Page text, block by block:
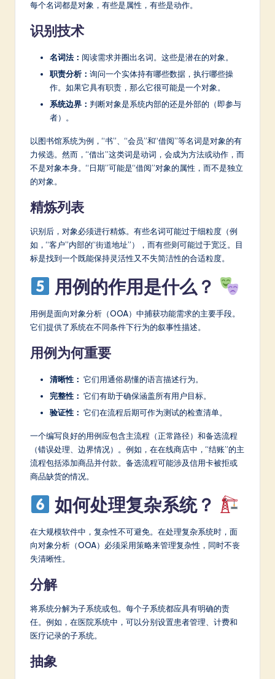
每个名词都是对象，有些是属性，有些是动作。
识别技术
名词法： 阅读需求并圈出名词。这些是潜在的对象。
职责分析： 询问一个实体持有哪些数据，执行哪些操
作。如果它具有职责，那么它很可能是一个对象。
系统边界： 判断对象是系统内部的还是外部的（即参与
者）。
以图书馆系统为例，“书”、“会员”和“借阅”等名词是对象的有
力候选。然而，“借出”这类词是动词，会成为方法或动作，而
不是对象本身。“日期”可能是“借阅”对象的属性，而不是独立
的对象。
精炼列表
识别后，对象必须进行精炼。有些名词可能过于细粒度（例
如，“客户”内部的“街道地址”），而有些则可能过于宽泛。目
标是找到一个既能保持灵活性又不失简洁性的合适粒度。
用例的作用是什么？
用例是面向对象分析（OOA）中捕获功能需求的主要手段。
它们提供了系统在不同条件下行为的叙事性描述。
用例为何重要
清晰性： 它们用通俗易懂的语言描述行为。
完整性： 它们有助于确保涵盖所有用户目标。
验证性： 它们在流程后期可作为测试的检查清单。
一个编写良好的用例应包含主流程（正常路径）和备选流程
（错误处理、边界情况）。例如，在在线商店中，“结账”的主
流程包括添加商品并付款。备选流程可能涉及信用卡被拒或
商品缺货的情况。
如何处理复杂系统？
在大规模软件中，复杂性不可避免。在处理复杂系统时，面
向对象分析（OOA）必须采用策略来管理复杂性，同时不丧
失清晰性。
分解
将系统分解为子系统或包。每个子系统都应具有明确的责
任。例如，在医院系统中，可以分别设置患者管理、计费和
医疗记录的子系统。
抽象